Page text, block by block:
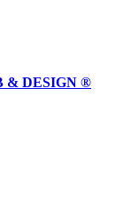
& DESIGN ®